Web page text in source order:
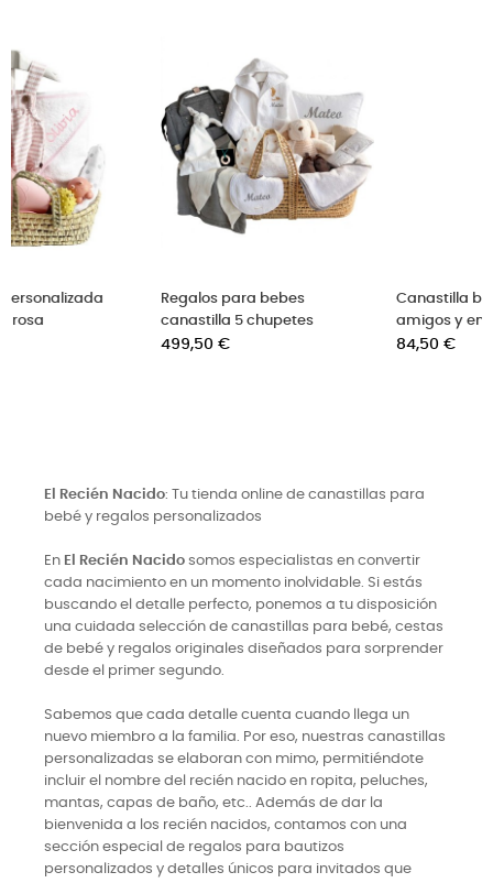
Regalos para bebes
canastilla 5 chupetes
Canastilla bebe vichy para
amigos y empleados
El Recién Nacido: Tu tienda online de canastillas para
bebé y regalos personalizados
En El Recién Nacido somos especialistas en convertir
cada nacimiento en un momento inolvidable. Si estás
buscando el detalle perfecto, ponemos a tu disposición
una cuidada selección de canastillas para bebé, cestas
de bebé y regalos originales diseñados para sorprender
desde el primer segundo.
Sabemos que cada detalle cuenta cuando llega un
nuevo miembro a la familia. Por eso, nuestras canastillas
personalizadas se elaboran con mimo, permitiéndote
incluir el nombre del recién nacido en ropita, peluches,
mantas, capas de baño, etc.. Además de dar la
bienvenida a los recién nacidos, contamos con una
sección especial de regalos para bautizos
personalizados y detalles únicos para invitados que